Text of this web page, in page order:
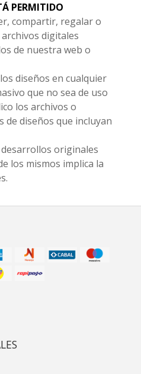
PERMITIDO
compartir, regalar o
digitales
de nuestra web o
diseños en cualquier
que no sea de uso
los archivos o
de diseños que incluyan
originales
los mismos implica la